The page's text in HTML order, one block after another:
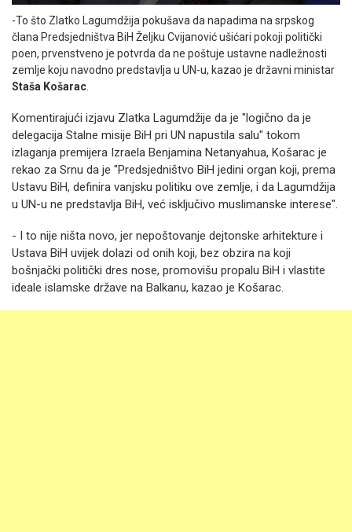
-To što Zlatko Lagumdžija pokušava da napadima na srpskog
člana Predsjedništva BiH Željku Cvijanović ušićari pokoji politički
poen, prvenstveno je potvrda da ne poštuje ustavne nadležnosti
zemlje koju navodno predstavlja u UN-u, kazao je državni ministar
Staša Košarac
Komentirajući izjavu Zlatka Lagumdžije da je "logično da je
delegacija Stalne misije BiH pri UN napustila salu" tokom
izlaganja premijera Izraela Benjamina Netanyahua, Košarac je
rekao za Srnu da je "Predsjedništvo BiH jedini organ koji, prema
Ustavu BiH, definira vanjsku politiku ove zemlje, i da Lagumdžija
u UN-u ne predstavlja BiH, već isključivo muslimanske interese".
- I to nije ništa novo, jer nepoštovanje dejtonske arhitekture i
Ustava BiH uvijek dolazi od onih koji, bez obzira na koji
bošnjački politički dres nose, promovišu propalu BiH i vlastite
ideale islamske države na Balkanu, kazao je Košarac.